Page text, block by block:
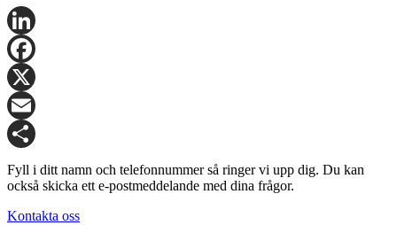
LinkedIn
Facebook
X
Email
Share
Fyll i ditt namn och telefonnummer så ringer vi upp dig. Du kan
också skicka ett e-postmeddelande med dina frågor.
Kontakta oss